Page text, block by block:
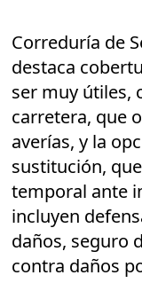
Correduría de
destaca
ser muy útiles,
carretera, que
averías, y la
sustitución,
temporal ante
incluyen
daños, seguro
contra daños